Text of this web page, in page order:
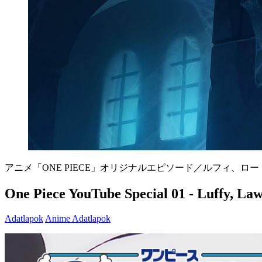
アニメ「ONE PIECE」オリジナルエピソード／ルフィ、ロー
One Piece YouTube Special 01 - Luffy,
Adatlapok Anime Adatlapok